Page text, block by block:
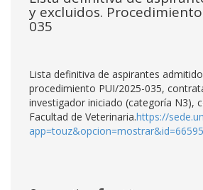
y excluidos.
035
Lista definitiva de aspirantes
procedimiento PUI/2025-035,
investigador iniciado (categoría N3),
Facultad de Veterinaria.https://
app=touz&opcion=mostrar&id=66595